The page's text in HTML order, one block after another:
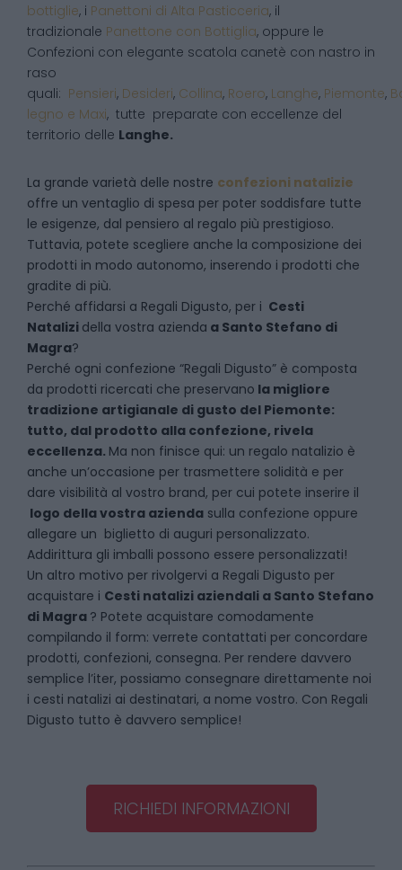
bottiglie, i Panettoni di Alta Pasticceria, il
tradizionale Panettone con Bottiglia, oppure le
Confezioni con elegante scatola canetè con nastro in
raso
quali: Pensieri, Desideri, Collina, Roero, Langhe, Piemonte,
legno e Maxi, tutte preparate con eccellenze del
territorio delle Langhe.
La grande varietà delle nostre confezioni natalizie
offre un ventaglio di spesa per poter soddisfare tutte
le esigenze, dal pensiero al regalo più prestigioso.
Tuttavia, potete scegliere anche la composizione dei
prodotti in modo autonomo, inserendo i prodotti che
gradite di più.
Perché affidarsi a Regali Digusto, per i Cesti
Natalizi della vostra azienda a Santo Stefano di
Magra?
Perché ogni confezione “Regali Digusto” è composta
da prodotti ricercati che preservano la migliore
tradizione artigianale di gusto del Piemonte:
tutto, dal prodotto alla confezione, rivela
eccellenza. Ma non finisce qui: un regalo natalizio è
anche un’occasione per trasmettere solidità e per
dare visibilità al vostro brand, per cui potete inserire il
logo della vostra azienda sulla confezione oppure
allegare un biglietto di auguri personalizzato.
Addirittura gli imballi possono essere personalizzati!
Un altro motivo per rivolgervi a Regali Digusto per
acquistare i Cesti natalizi aziendali a Santo Stefano
di Magra ? Potete acquistare comodamente
compilando il form: verrete contattati per concordare
prodotti, confezioni, consegna. Per rendere davvero
semplice l’iter, possiamo consegnare direttamente noi
i cesti natalizi ai destinatari, a nome vostro. Con Regali
Digusto tutto è davvero semplice!
RICHIEDI INFORMAZIONI